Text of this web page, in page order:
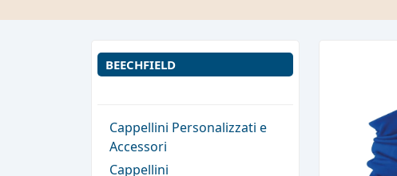
BEECHFIELD
Cappellini Personalizzati e
Accessori
Cappellini